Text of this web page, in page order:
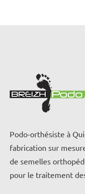
Podo-orthésiste à
fabrication sur
de semelles
pour le traitement